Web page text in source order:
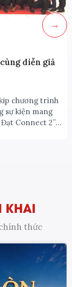
diễn giả
chương trình
sự kiện mang
Connect 2”
KHAI
thức